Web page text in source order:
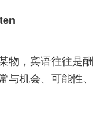
物，宾语往往是酬
机会、可能性、